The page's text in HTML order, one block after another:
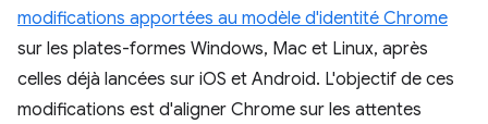
modifications apportées au modèle d'identité Chrome
sur les plates-formes Windows, Mac et Linux, après
celles déjà lancées sur iOS et Android. L'objectif de ces
modifications est d'aligner Chrome sur les attentes